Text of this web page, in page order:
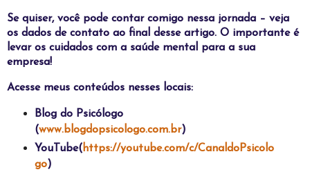
Se quiser, você pode contar comigo nessa jornada – veja
os dados de contato ao final desse artigo. O importante é
levar os cuidados com a saúde mental para a sua
empresa!
Acesse meus conteúdos nesses locais:
Blog do Psicólogo
(www.blogdopsicologo.com.br)
YouTube( https://youtube.com/c/CanaldoPsicolo
go)